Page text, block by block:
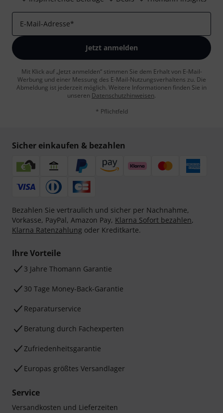
E-Mail-Adresse*
Jetzt anmelden
Mit Klick auf „Jetzt anmelden“ stimmen Sie dem Erhalt von E-Mail-
Werbung und einer Messung des E-Mail-Nutzungsverhaltens zu. Die
Abmeldung ist jederzeit möglich. Weitere Informationen finden Sie in
unseren Datenschutzhinweisen.
* Pflichtfeld
Sicher einkaufen & bezahlen
Bezahlen Sie vertraulich und sicher per Nachnahme,
Vorkasse, PayPal, Amazon Pay, Klarna Sofort bezahlen,
Klarna Ratenzahlung oder Kreditkarte.
Ihre Vorteile
3 Jahre Thomann Garantie
30 Tage Money-Back-Garantie
Reparaturservice
Beratung durch Fachexperten
Zufriedenheitsgarantie
Europas größtes Versandlager
Service
Versandkosten und Lieferzeiten